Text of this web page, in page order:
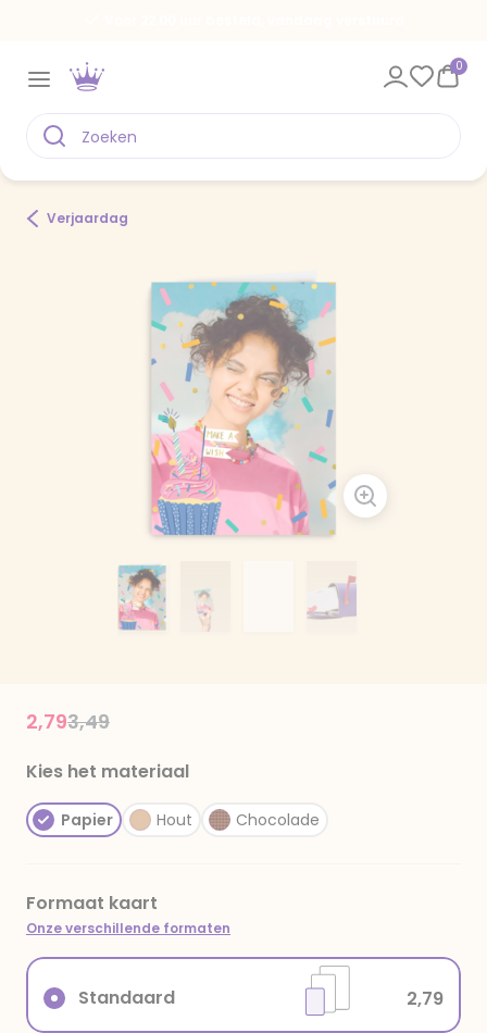
0
Verjaardag
Price reduced from
3,49to
2,79
Kies het materiaal
Papier Hout Chocolade
Formaat kaart
Onze verschillende formaten
Standaard 2,79